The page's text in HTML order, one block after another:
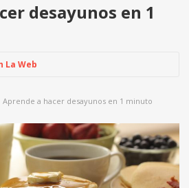
desayunos en 1
La Web
Aprende a hacer desayunos en 1 minuto